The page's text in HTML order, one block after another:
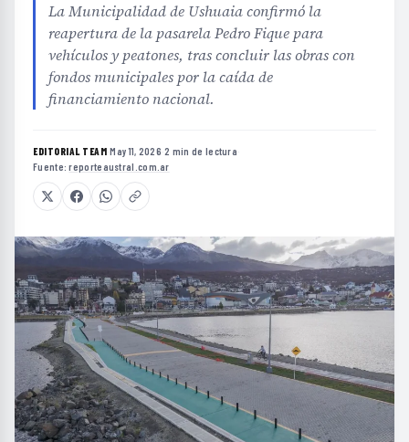
La Municipalidad de Ushuaia confirmó la
reapertura de la pasarela Pedro Fique para
vehículos y peatones, tras concluir las obras con
fondos municipales por la caída de
financiamiento nacional.
EDITORIAL TEAM·May 11, 2026·2 min de lectura·
Fuente:reporteaustral.com.ar